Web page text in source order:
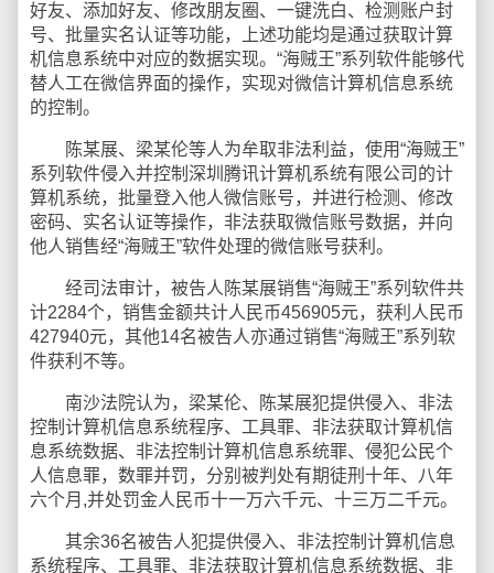
好友、添加好友、修改朋友圈、一键洗白、检测账户封
号、批量实名认证等功能，上述功能均是通过获取计算
机信息系统中对应的数据实现。“海贼王”系列软件能够代
替人工在微信界面的操作，实现对微信计算机信息系统
的控制。
陈某展、梁某伦等人为牟取非法利益，使用“海贼王”
系列软件侵入并控制深圳腾讯计算机系统有限公司的计
算机系统，批量登入他人微信账号，并进行检测、修改
密码、实名认证等操作，非法获取微信账号数据，并向
他人销售经“海贼王”软件处理的微信账号获利。
经司法审计，被告人陈某展销售“海贼王”系列软件共
计2284个，销售金额共计人民币456905元，获利人民币
427940元，其他14名被告人亦通过销售“海贼王”系列软
件获利不等。
南沙法院认为，梁某伦、陈某展犯提供侵入、非法
控制计算机信息系统程序、工具罪、非法获取计算机信
息系统数据、非法控制计算机信息系统罪、侵犯公民个
人信息罪，数罪并罚，分别被判处有期徒刑十年、八年
六个月,并处罚金人民币十一万六千元、十三万二千元。
其余36名被告人犯提供侵入、非法控制计算机信息
系统程序、工具罪、非法获取计算机信息系统数据、非